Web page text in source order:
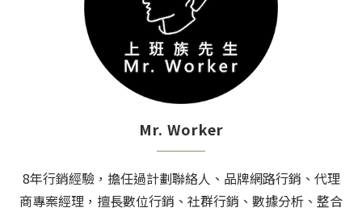
Mr. Worker
8年行銷經驗，擔任過計劃聯絡人、品牌網路行銷、代理
商專案經理，擅長數位行銷、社群行銷、數據分析、整合